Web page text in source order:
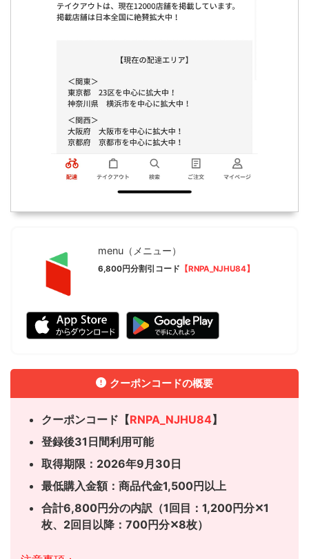
menu（メニュー）
6,800円分割引コード 【RNPA_NJHU84】
クーポンコードの概要
クーポンコード【RNPA_NJHU84】
登録後31日間利用可能
取得期限：2026年9月30日
最低購入金額：商品代金1,500円以上
合計6,800円分の内訳（1回目：1,200円分✕1
枚、 2回目以降：700円分✕8枚）